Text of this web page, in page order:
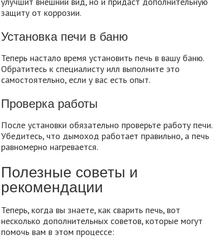
защиту от коррозии.
Установка печи в баню
Теперь настало время установить печь в вашу баню.
Обратитесь к специалисту илл выполните это
самостоятельно, если у вас есть опыт.
Проверка работы
После установки обязательно проверьте работу печи.
Убедитесь, что дымоход работает правильно, а печь
равномерно нагревается.
Полезные советы и
рекомендации
Теперь, когда вы знаете, как сварить печь, вот
несколько дополнительных советов, которые могут
помочь вам в этом процессе: